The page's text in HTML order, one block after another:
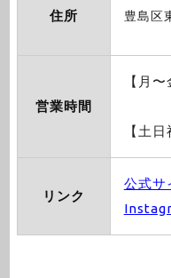
住所 豊島区
営業時間
【月
【土
リンク
公式サ